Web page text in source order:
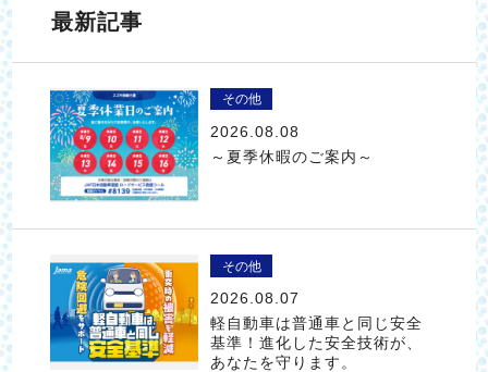
最新記事
その他
2026.08.08
～夏季休暇のご案内～
その他
2026.08.07
軽自動車は普通車と同じ安全
基準！進化した安全技術が、
あなたを守ります。